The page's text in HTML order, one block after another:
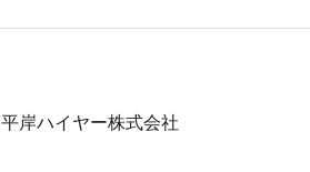
平岸ハイヤー株式会社